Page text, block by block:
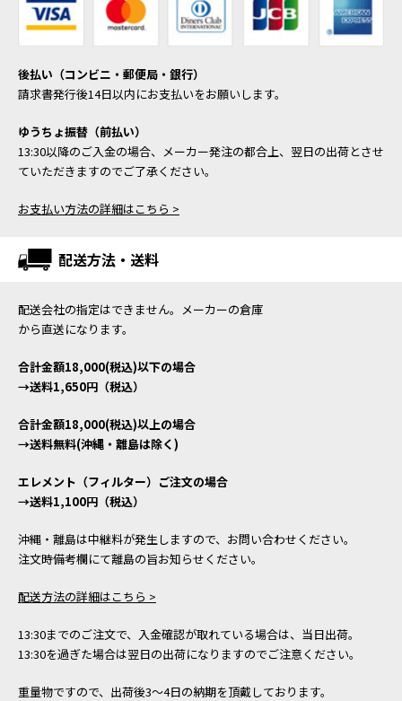
後払い（コンビニ・郵便局・銀行）
請求書発行後14日以内にお支払いをお願いします。
ゆうちょ振替（前払い）
13:30以降のご入金の場合、メーカー発注の都合上、翌日の出荷とさせ
ていただきますのでご了承ください。
お支払い方法の詳細はこちら >
配送方法・送料
配送会社の指定はできません。メーカーの倉庫
から直送になります。
合計金額18,000(税込)以下の場合
→送料1,650円（税込）
合計金額18,000(税込)以上の場合
→送料無料(沖縄・離島は除く)
エレメント（フィルター）ご注文の場合
→送料1,100円（税込）
沖縄・離島は中継料が発生しますので、お問い合わせください。
注文時備考欄にて離島の旨お知らせください。
配送方法の詳細はこちら >
13:30までのご注文で、入金確認が取れている場合は、当日出荷。
13:30を過ぎた場合は翌日の出荷になりますのでご注意ください。
重量物ですので、出荷後3～4日の納期を頂戴しております。